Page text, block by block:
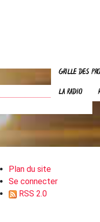
GRILLE DES
LA RADIO
Plan du site
Se connecter
RSS 2.0